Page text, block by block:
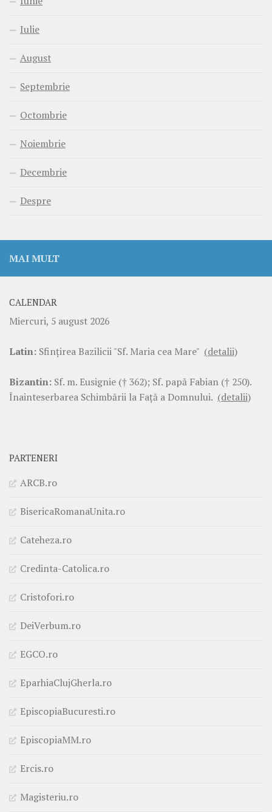
Iulie
August
Septembrie
Octombrie
Noiembrie
Decembrie
Despre
MAI MULT
CALENDAR
Miercuri, 5 august 2026
Latin: Sfinţirea Bazilicii "Sf. Maria cea Mare" (detalii)
Bizantin: Sf. m. Eusignie († 362); Sf. papă Fabian († 250).
Înainteserbarea Schimbării la Faţă a Domnului. (detalii)
PARTENERI
ARCB.ro
BisericaRomanaUnita.ro
Cateheza.ro
Credinta-Catolica.ro
Cristofori.ro
DeiVerbum.ro
EGCO.ro
EparhiaClujGherla.ro
EpiscopiaBucuresti.ro
EpiscopiaMM.ro
Ercis.ro
Magisteriu.ro